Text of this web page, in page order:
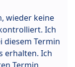
wieder keine
Ich
diesem Termin
erhalten. Ich